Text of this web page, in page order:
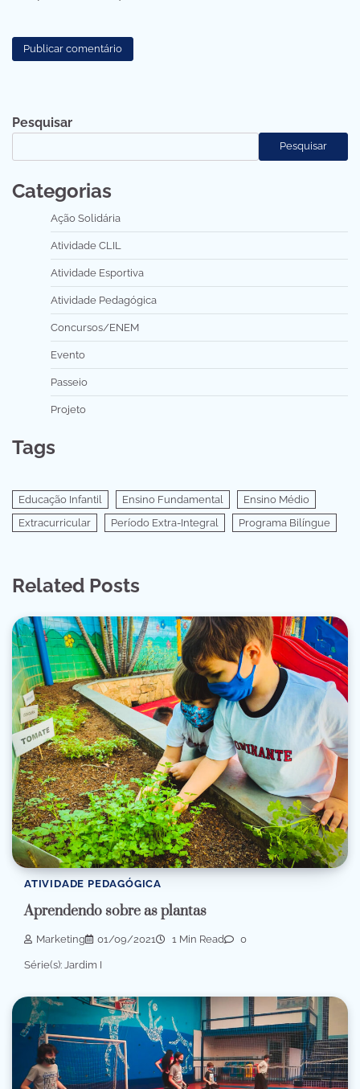
Pesquisar
Pesquisar
Categorias
Ação Solidária
Atividade CLIL
Atividade Esportiva
Atividade Pedagógica
Concursos/ENEM
Evento
Passeio
Projeto
Tags
Educação Infantil Ensino Fundamental
Ensino Médio
Extracurricular
Período Extra-Integral Programa Bilíngue
Related Posts
ATIVIDADE PEDAGÓGICA
Aprendendo sobre as plantas
Marketing 01/09/2021 1 Min Read 0
Série(s): Jardim I